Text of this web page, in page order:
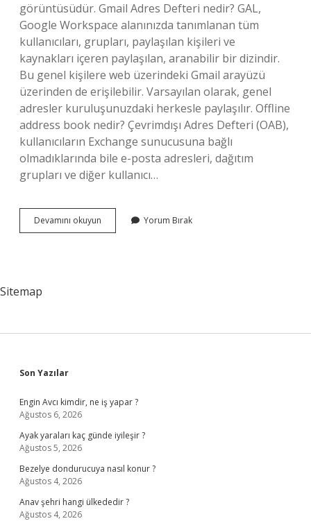
görüntüsüdür. Gmail Adres Defteri nedir? GAL,
Google Workspace alanınızda tanımlanan tüm
kullanıcıları, grupları, paylaşılan kişileri ve
kaynakları içeren paylaşılan, aranabilir bir dizindir.
Bu genel kişilere web üzerindeki Gmail arayüzü
üzerinden de erişilebilir. Varsayılan olarak, genel
adresler kuruluşunuzdaki herkesle paylaşılır. Offline
address book nedir? Çevrimdışı Adres Defteri (OAB),
kullanıcıların Exchange sunucusuna bağlı
olmadıklarında bile e-posta adresleri, dağıtım
grupları ve diğer kullanıcı…
Devamını okuyun
Defteri
Yorum Bırak
Sitemap
Sidebar
Son Yazılar
Engin Avcı kimdir, ne iş yapar ?
Ağustos 6, 2026
Ayak yaraları kaç günde iyileşir ?
Ağustos 5, 2026
Bezelye dondurucuya nasıl konur ?
Ağustos 4, 2026
Anav şehri hangi ülkededir ?
Ağustos 4, 2026